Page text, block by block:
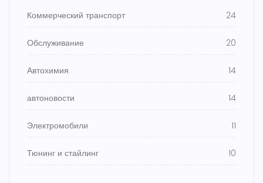
Коммерческий транспорт 24
Обслуживание 20
Автохимия 14
автоновости 14
Электромобили 11
Тюнинг и стайлинг 10